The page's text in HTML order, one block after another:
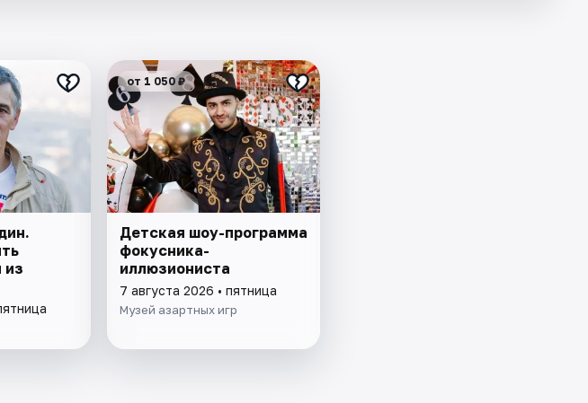
из
от 1 050 ₽
Детская шоу-программа
фокусника-
иллюзиониста
7 августа 2026 • пятница
Музей азартных игр